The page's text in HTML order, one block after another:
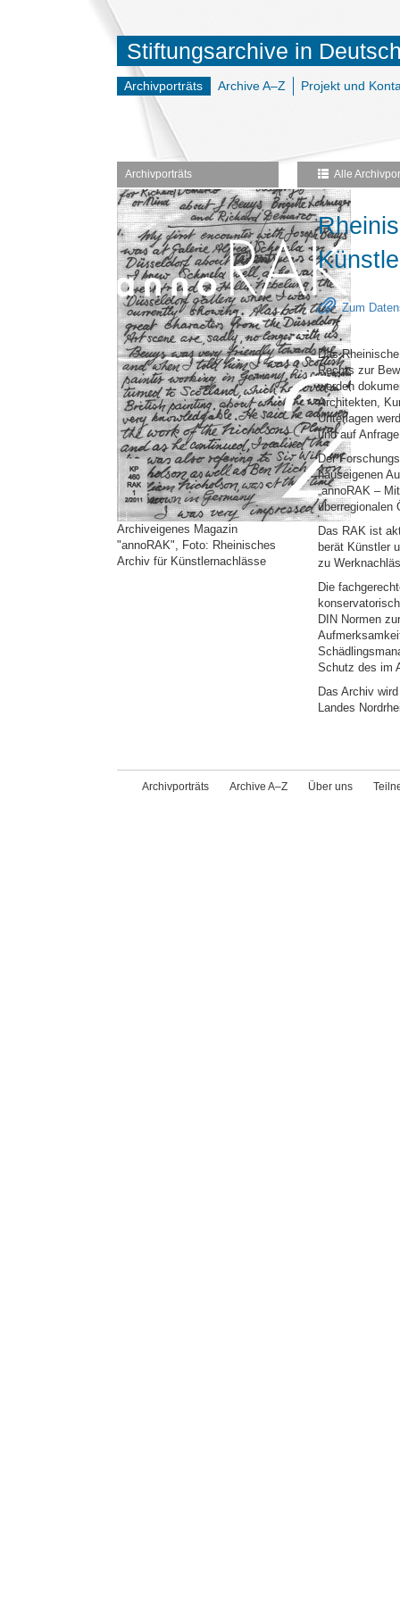
Stiftungsarchive in
Archivporträts Archive A–Z Projekt und
Archivporträts
Archiveigenes Magazin
"annoRAK", Foto: Rheinisches
Archiv für Künstlernachlässe
Alle
Zum
Das
Rechts zur
werden
Architekten,
Unterlagen
und auf
Der
hauseigenen
„annoRAK –
überregionalen
Das RAK ist
berät Künstler
zu
Die
DIN Normen
Schutz des im
Das Archiv
Landes
Archivporträts Archive A–Z Über uns